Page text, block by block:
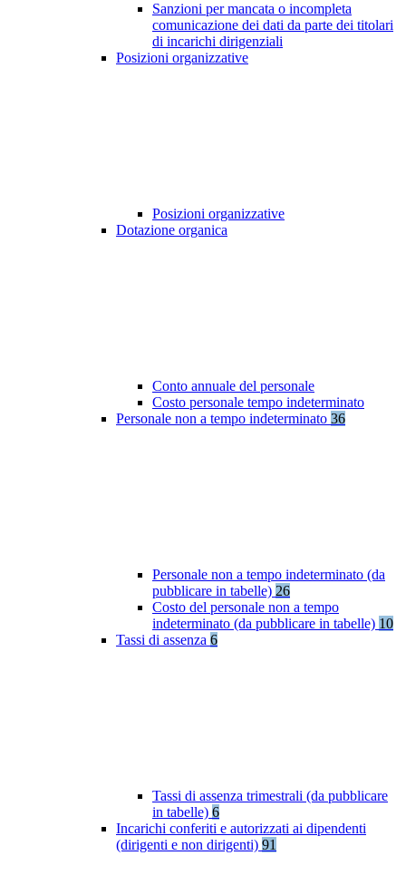
Sanzioni per mancata o incompleta
comunicazione dei dati da parte dei titolari
di incarichi dirigenziali
Posizioni organizzative
Posizioni organizzative
Dotazione organica
Conto annuale del personale
Costo personale tempo indeterminato
Personale non a tempo indeterminato 36
Personale non a tempo indeterminato (da
pubblicare in tabelle) 26
Costo del personale non a tempo
indeterminato (da pubblicare in tabelle) 10
Tassi di assenza 6
Tassi di assenza trimestrali (da pubblicare
in tabelle) 6
Incarichi conferiti e autorizzati ai dipendenti
(dirigenti e non dirigenti) 91